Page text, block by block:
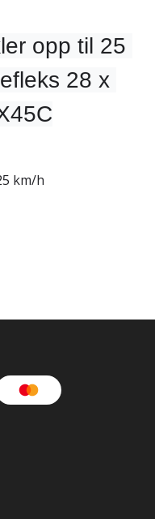
opp til 25
28 x
km/h